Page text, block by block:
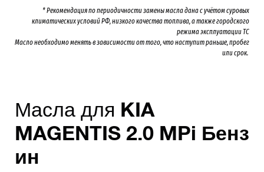
* Рекомендация по периодичности замены масла дана с учётом суровых
климатических условий РФ, низкого качества топлива, а также городского
режима эксплуатации ТС
Масло необходимо менятьв зависимости от того, что наступит раньше, пробег
или срок.
Масла для KIA
MAGENTIS 2.0 MPi Бенз
ин